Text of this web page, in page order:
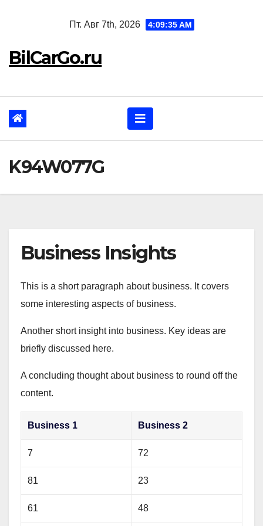
Пт. Авг 7th, 2026 4:09:36 AM
BilCarGo.ru
K94W077G
Business Insights
This is a short paragraph about business. It covers
some interesting aspects of business.
Another short insight into business. Key ideas are
briefly discussed here.
A concluding thought about business to round off the
content.
Business 1 Business 2
7 72
81 23
61 48